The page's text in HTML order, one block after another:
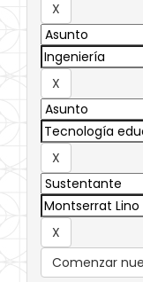
Comenzar